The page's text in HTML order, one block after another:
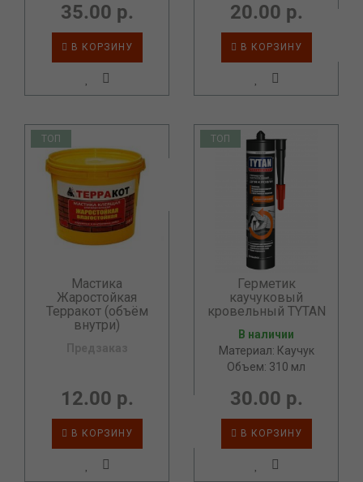
35.00 р.
В КОРЗИНУ
20.00 р.
В КОРЗИНУ
ТОП
Мастика
Жаростойкая
Терракот (объём
внутри)
12.00 р.
В КОРЗИНУ
ТОП
Герметик
каучуковый
кровельный TYTAN
В наличии
Материал: Каучук
Объем: 310 мл
30.00 р.
В КОРЗИНУ